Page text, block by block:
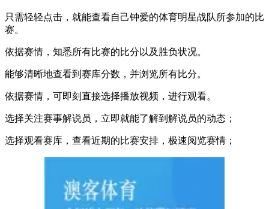
只需轻轻点击，就能查看自己钟爱的体育明星战队所参加的比
赛。
依据赛情，知悉所有比赛的比分以及胜负状况。
能够清晰地查看到赛库分数，并浏览所有比分。
依据赛情，可即刻直接选择播放视频，进行观看。
选择关注赛事解说员，立即就能了解到解说员的动态；
选择观看赛库，查看近期的比赛安排，极速阅览赛情；